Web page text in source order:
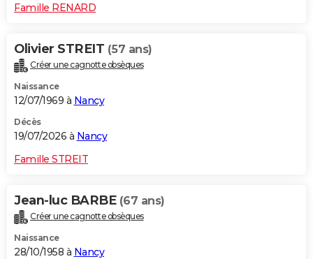
Famille RENARD
Olivier STREIT (57 ans)
Créer une cagnotte obsèques
Naissance
12/07/1969 à Nancy
Décès
19/07/2026 à Nancy
Famille STREIT
Jean-luc BARBE (67 ans)
Créer une cagnotte obsèques
Naissance
28/10/1958 à Nancy